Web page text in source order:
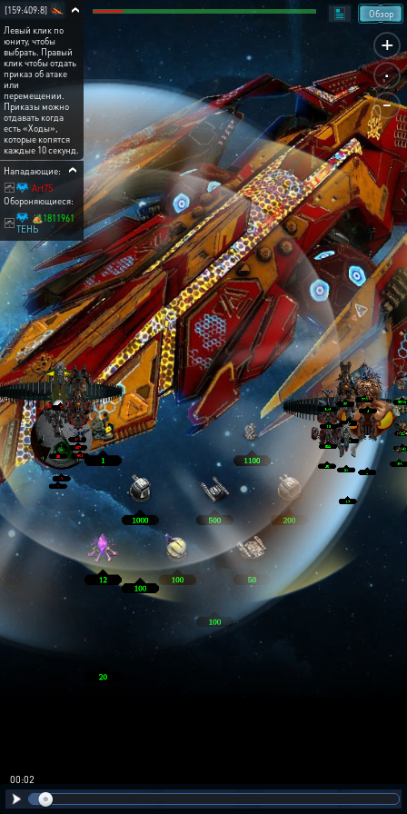
+
.
-
Обзор
[159:409:8]
Левый клик по
юниту, чтобы
выбрать. Правый
клик чтобы отдать
приказ об атаке
или
перемещении.
Приказы можно
отдавать когда
есть «Ходы»,
которые копятся
каждые 10 секунд.
Нападающие:
Art75
Обороняющиеся:
🏕️1811961
ТЕНЬ
00:02